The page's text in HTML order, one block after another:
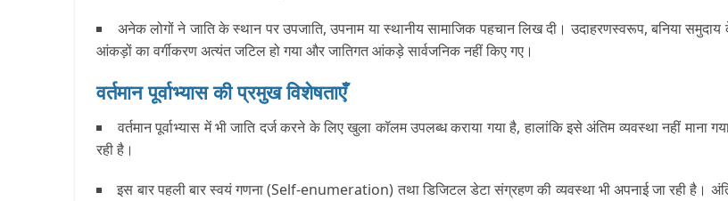
अनेक लोगों ने जाति के स्थान पर उपजाति, उपनाम या स्थानीय सामाजिक पहचान लिख दी। उदाहरणस्वरूप, बनिया
आंकड़ों का वर्गीकरण अत्यंत जटिल हो गया और जातिगत आंकड़े सार्वजनिक नहीं किए गए।
वर्तमान पूर्वाभ्यास की प्रमुख विशेषताएँ
वर्तमान पूर्वाभ्यास में भी जाति दर्ज करने के लिए खुला कॉलम उपलब्ध कराया गया है, हालांकि इसे अंतिम व्यवस्था नहीं माना
रही है।
इस बार पहली बार स्वयं गणना (Self-enumeration) तथा डिजिटल डेटा संग्रहण की व्यवस्था भी अपनाई जा रही है।